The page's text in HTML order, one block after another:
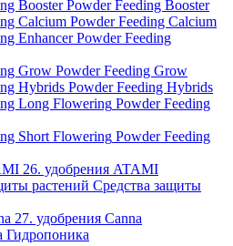
Powder Feeding Booster
Powder Feeding Calcium
Powder Feeding
Powder Feeding Grow
Powder Feeding Hybrids
Powder Feeding
Powder Feeding
26. удобрения ATAMI
Средства защиты
27. удобрения Canna
Гидропоника